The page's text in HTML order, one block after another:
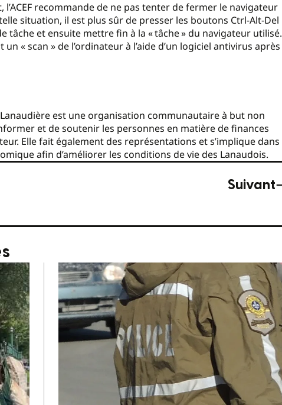
recommande de ne pas tenter de fermer le navigateur
situation, il est plus sûr de presser les boutons Ctrl-Alt-Del
tâche et ensuite mettre fin à la « tâche » du navigateur utilisé.
« scan » de l’ordinateur à l’aide d’un logiciel antivirus après
Lanaudière est une organisation communautaire à but non
et de soutenir les personnes en matière de finances
Elle fait également des représentations et s’implique dans
afin d’améliorer les conditions de vie des Lanaudois.
Suivant